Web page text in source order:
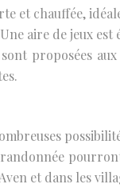
et chauffée,
aire de jeux
proposées
et dans les